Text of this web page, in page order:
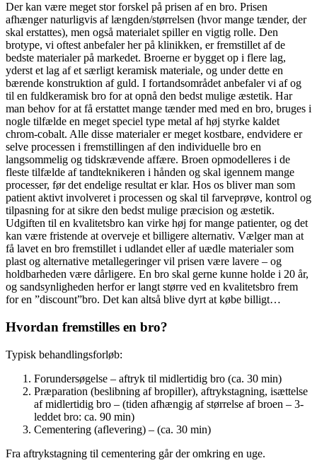
Der kan være meget stor forskel på prisen af en bro. Prisen
afhænger naturligvis af længden/størrelsen (hvor mange tænder, der
skal erstattes), men også materialet spiller en vigtig rolle. Den
brotype, vi oftest anbefaler her på klinikken, er fremstillet af de
bedste materialer på markedet. Broerne er bygget op i flere lag,
yderst et lag af et særligt keramisk materiale, og under dette en
bærende konstruktion af guld. I fortandsområdet anbefaler vi af og
til en fuldkeramisk bro for at opnå den bedst mulige æstetik. Har
man behov for at få erstattet mange tænder med med en bro, bruges i
nogle tilfælde en meget speciel type metal af høj styrke kaldet
chrom-cobalt. Alle disse materialer er meget kostbare, endvidere er
selve processen i fremstillingen af den individuelle bro en
langsommelig og tidskrævende affære. Broen opmodelleres i de
fleste tilfælde af tandteknikeren i hånden og skal igennem mange
processer, før det endelige resultat er klar. Hos os bliver man som
patient aktivt involveret i processen og skal til farveprøve, kontrol og
tilpasning for at sikre den bedst mulige præcision og æstetik.
Udgiften til en kvalitetsbro kan virke høj for mange patienter, og det
kan være fristende at overveje et billigere alternativ. Vælger man at
få lavet en bro fremstillet i udlandet eller af uædle materialer som
plast og alternative metallegeringer vil prisen være lavere – og
holdbarheden være dårligere. En bro skal gerne kunne holde i 20 år,
og sandsynligheden herfor er langt større ved en kvalitetsbro frem
for en ”discount”bro. Det kan altså blive dyrt at købe billigt…
Hvordan fremstilles en bro?
Typisk behandlingsforløb:
Forundersøgelse – aftryk til midlertidig bro (ca. 30 min)
Præparation (beslibning af bropiller), aftrykstagning, isættelse
af midlertidig bro – (tiden afhængig af størrelse af broen – 3-
leddet bro: ca. 90 min)
Cementering (aflevering) – (ca. 30 min)
Fra aftrykstagning til cementering går der omkring en uge.